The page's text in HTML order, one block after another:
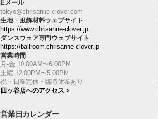
Eメール
tokyo@chrisanne-clover.com
生地・服飾材料ウェブサイト
https://www.chrisanne-clover.jp
ダンスウェア専門ウェブサイト
https://ballroom.chrisanne-clover.jp
営業時間
月-金 10:00AM〜6:00PM
土曜 12:00PM〜5:00PM
祝・日曜定休・臨時休業あり
四ッ谷店へのアクセス >
営業日カレンダー